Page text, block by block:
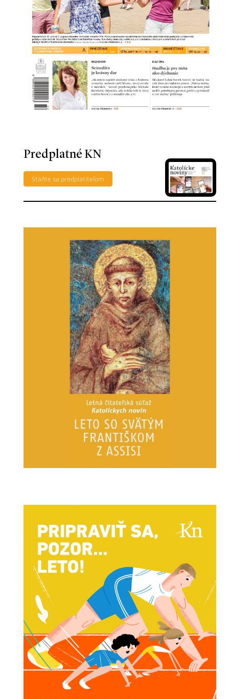
Predplatné KN
Staňte sa predplatiteľom